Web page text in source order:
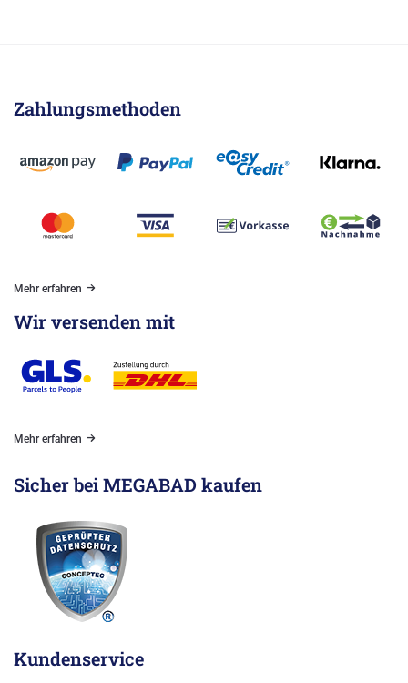
Zahlungsmethoden
Mehr erfahren
Wir versenden mit
Mehr erfahren
Sicher bei MEGABAD kaufen
Kundenservice